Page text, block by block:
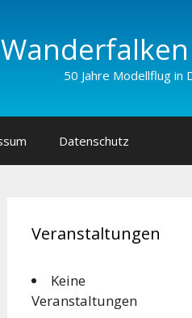
50 Jahre Modellflug in
Datenschutz
Veranstaltungen
Keine
Veranstaltungen